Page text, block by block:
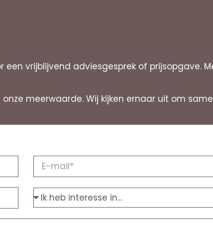
vrijblijvend adviesgesprek of prijsopgave.
meerwaarde. Wij kijken ernaar uit om